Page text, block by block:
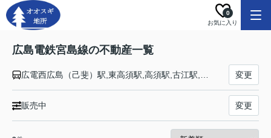
お気に入り
0
広島電鉄宮島線の不動産一覧
変更
販売中 変更